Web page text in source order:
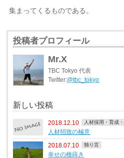
集まってくるものである。
投稿者プロフィール
Mr.X
TBC Tokyo 代表
Twitter:@tbc_tokyo
新しい投稿
2018.12.10 人材採用・育成
人材招致の極意
2018.07.10 独り言
幸せの種蒔き